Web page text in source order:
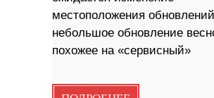
местоположения
небольшое обновление
похожее на «сервисный»